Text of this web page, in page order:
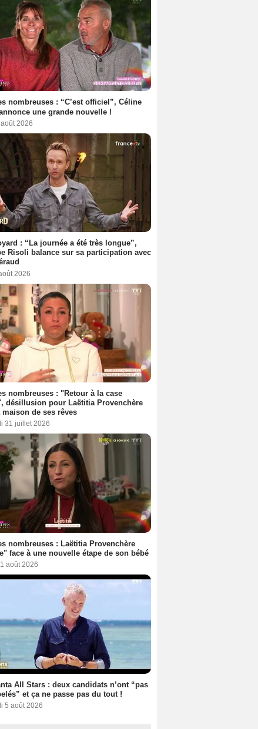
nombreuses : “C’est officiel”, Céline
une grande nouvelle !
2026
: “La journée a été très longue”,
Risoli balance sur sa participation avec
2026
nombreuses : "Retour à la case
désillusion pour Laëtitia Provenchère
maison de ses rêves
31 juillet 2026
nombreuses : Laëtitia Provenchère
face à une nouvelle étape de son bébé
août 2026
All Stars : deux candidats n’ont “pas
et ça ne passe pas du tout !
5 août 2026